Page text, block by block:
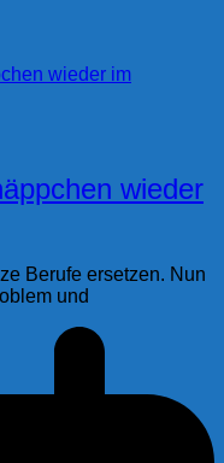
wieder
Berufe ersetzen. Nun
und